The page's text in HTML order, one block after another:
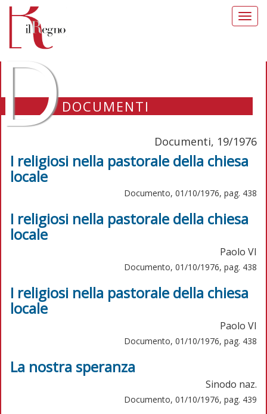
DOCUMENTI
Documenti, 19/1976
I religiosi nella pastorale della chiesa
locale
Documento, 01/10/1976, pag. 438
I religiosi nella pastorale della chiesa
locale
Paolo VI
Documento, 01/10/1976, pag. 438
I religiosi nella pastorale della chiesa
locale
Paolo VI
Documento, 01/10/1976, pag. 438
La nostra speranza
Sinodo naz.
Documento, 01/10/1976, pag. 439